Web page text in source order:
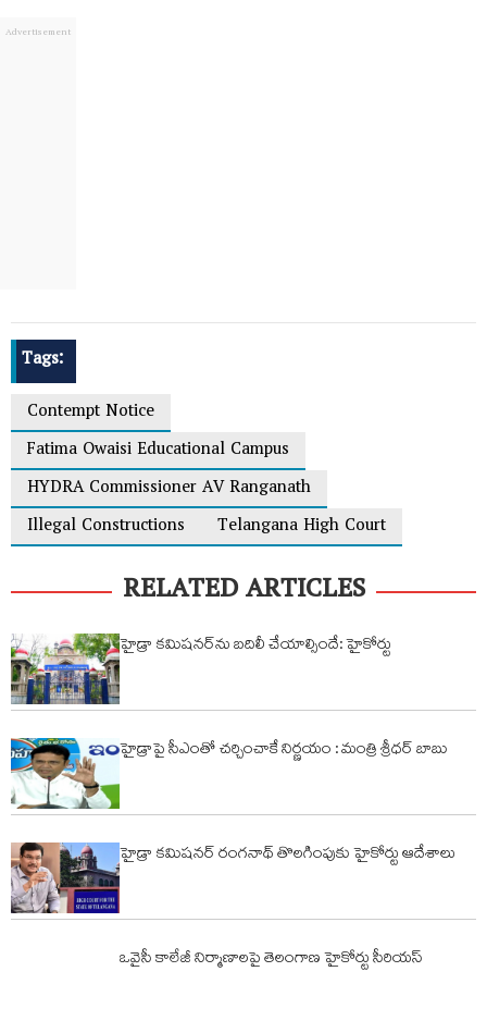
Tags:
Contempt Notice
Fatima Owaisi Educational Campus
HYDRA Commissioner AV Ranganath
Illegal Constructions
Telangana High Court
RELATED ARTICLES
హైడ్రా కమిషనర్‌ను బదిలీ చేయాల్సిందే: హైకోర్టు
హైడ్రాపై సీఎంతో చర్చించాకే నిర్ణయం : మంత్రి శ్రీధర్ బాబు
హైడ్రా కమిషనర్ రంగనాథ్ తొలగింపుకు హైకోర్టు ఆదేశాలు
ఒవైసీ కాలేజీ నిర్మాణాలపై తెలంగాణ హైకోర్టు సీరియస్